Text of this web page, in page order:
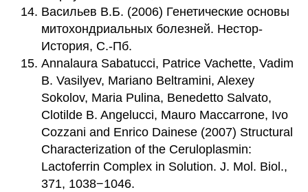
Васильев В.Б. (2006) Генетические основы
митохондриальных болезней. Нестор-
История, С.-Пб.
Annalaura Sabatucci, Patrice Vachette, Vadim
B. Vasilyev, Mariano Beltramini, Alexey
Sokolov, Maria Pulina, Benedetto Salvato,
Clotilde B. Angelucci, Mauro Maccarrone, Ivo
Cozzani and Enrico Dainese (2007) Structural
Characterization of the Ceruloplasmin:
Lactoferrin Complex in Solution. J. Mol. Biol.,
371, 1038−1046.